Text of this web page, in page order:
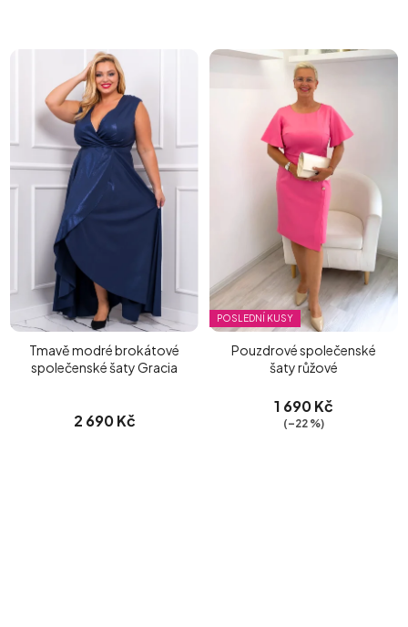
Tmavě modré brokátové
společenské šaty Gracia
2 690 Kč
POSLEDNÍ KUSY
Pouzdrové společenské
šaty růžové
1 690 Kč
(–22 %)